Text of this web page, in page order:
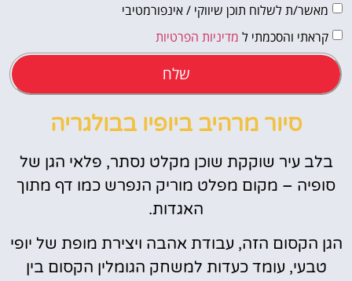
מאשר/ת לשלוח תוכן שיווקי / אינפורמטיבי
קראתי והסכמתי ל מדיניות הפרטיות
שלח
סיור מרהיב ביופיו בבולגריה
בלב עיר שוקקת שוכן מקלט נסתר, פלאי הגן של
סופיה – מקום מפלט מוריק הנפרש כמו דף מתוך
האגדות.
הגן הקסום הזה, עבודת אהבה ויצירת מופת של יופי
טבעי, עומד כעדות למשחק הגומלין הקסום בין